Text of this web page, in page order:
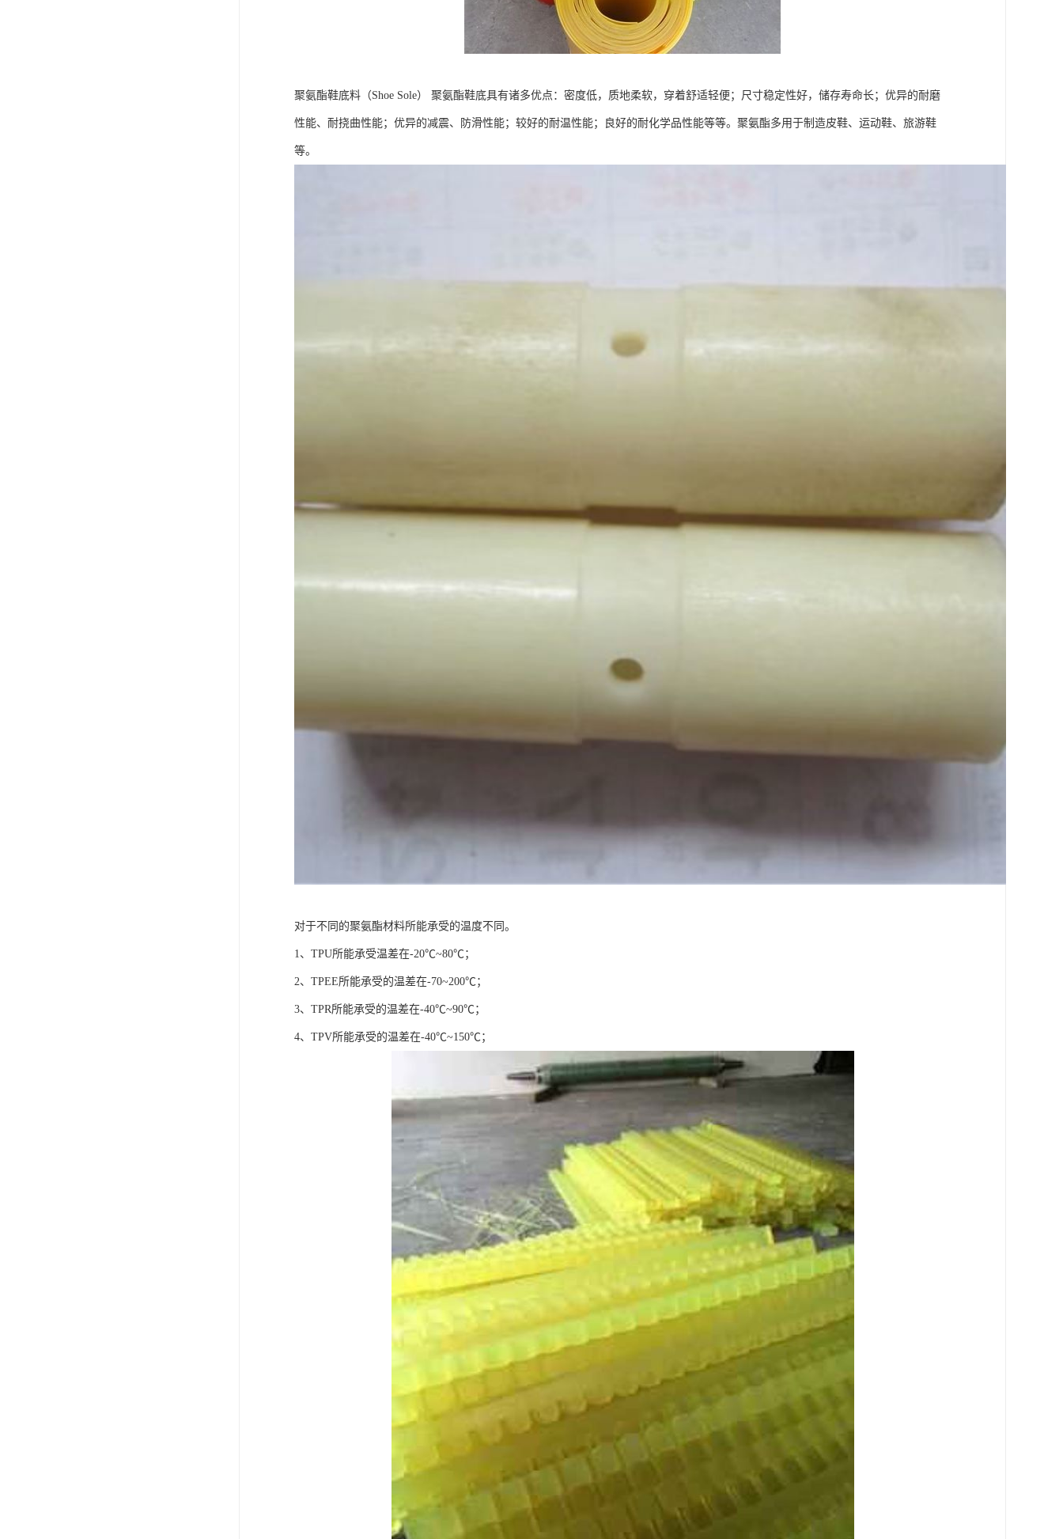
聚氨酯鞋底料（Shoe Sole） 聚氨酯鞋底具有诸多优点：密度低，质地柔软，穿着舒适轻便；尺寸稳定性好，储存寿命长；优异的耐磨
性能、耐挠曲性能；优异的减震、防滑性能；较好的耐温性能；良好的耐化学品性能等等。聚氨酯多用于制造皮鞋、运动鞋、旅游鞋
等。
对于不同的聚氨酯材料所能承受的温度不同。
1、TPU所能承受温差在-20℃~80℃；
2、TPEE所能承受的温差在-70~200℃；
3、TPR所能承受的温差在-40℃~90℃；
4、TPV所能承受的温差在-40℃~150℃；